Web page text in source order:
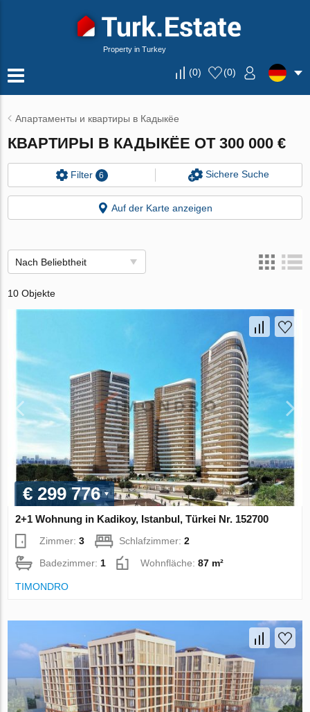
Property in Turkey
(0) (0)
Апартаменты и квартиры в Кадыкёе
КВАРТИРЫ В КАДЫКЁЕ ОТ 300 000 €
Filter 6 Sichere Suche
Auf der Karte anzeigen
Nach Beliebtheit
10 Objekte
€ 299 776
2+1 Wohnung in Kadikoy, Istanbul, Türkei Nr. 152700
Zimmer:3 Schlafzimmer:2
Badezimmer: 1 Wohnfläche:87 m²
TIMONDRO